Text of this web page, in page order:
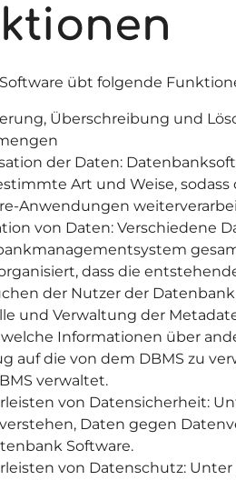
übt folgende
Überschreibung und
der Daten:
Art und Weise,
Anwendungen
von Daten: Verschiedene
dass die
der Nutzer der
und Verwaltung der
Informationen über
auf die von dem DBMS zu
verwaltet.
von Datensicherheit:
Daten gegen
Software.
von Datenschutz: